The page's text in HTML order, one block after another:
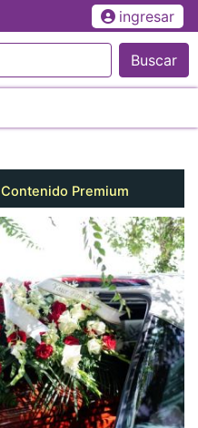
ingresar
Buscar
Contenido Premium